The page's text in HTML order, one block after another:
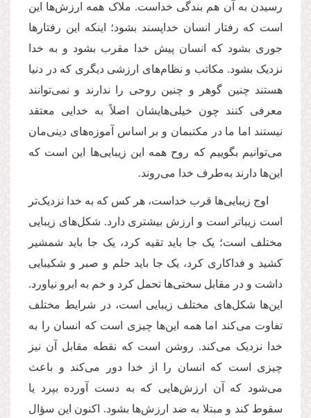
رسیدن به آن هم بندگی خداست. ملاک همه ارزش‌ها این
است که رفتار انسان خداپسند بشود‍؛ اینکه این رفتارها
جوری بشود که انسان پیش خدا مقرب بشود و به خدا
نزدیک بشود. مکاتب و نظام‌های ارزشی دیگری که در دنیا
هستند چنین گوهر و چنین روحی را ندارند و نمی‌توانند
معرفی کنند چون خیلی‌هایشان اصلاً به خدایی معتقد
نیستند اما ما در مکتبمان و بر اساس آموزه‌های دینی‌مان
می‌توانیم بگوییم که روح همه این زیبایی‌ها این است که
این‌ها دارند به‌طرف خدا می‌روند.
اوج زیبایی‌ها قرب خداست، هر کس که به خدا نزدیک‌تر
است زیباتر است و ارزش بیشتری دارد. شکل‌های زیبایی
مختلف است؛ یک جا باید تقیه کرد، یک جا باید شمشیر
کشید و فداکاری کرد، یک جا باید حلم و صبر و شکیبایی
داشت و در مقابل سختی‌ها تحمل کرد و خم به ابرو نیاورد.
این‌ها شکل‌های مختلف زیبایی است، در شرایط مختلف
تفاوت می‌کند اما همه‌ این‌ها چیزی است که انسان را به
خدا نزدیک می‌کند. روشن است که نقطه مقابل آن نیز
چیزی است که انسان را از خدا دور می‌کند و باعث
می‌شود که آن ارزش‌هایی که به دست آورده بپرد یا
سقوط کند و مبتلا به ضد ارزش‌ها بشود. اکنون این سؤال